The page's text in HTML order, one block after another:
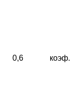
0,6 коэф.